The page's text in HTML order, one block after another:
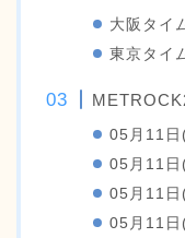
大阪タイ
東京タイ
05月11
05月11
05月11日
05月11日